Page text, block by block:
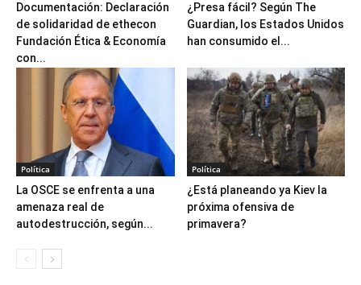
Documentación: Declaración
de solidaridad de ethecon
Fundación Ética & Economía
con...
¿Presa fácil? Según The
Guardian, los Estados Unidos
han consumido el...
Política
La OSCE se enfrenta a una
amenaza real de
autodestrucción, según...
Política
¿Está planeando ya Kiev la
próxima ofensiva de
primavera?